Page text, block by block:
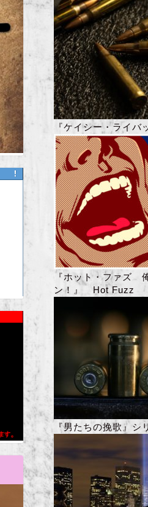
『ケイシー・ライバ
『ホット・ファズ
ン！』 Hot Fuzz
『男たちの挽歌』シ